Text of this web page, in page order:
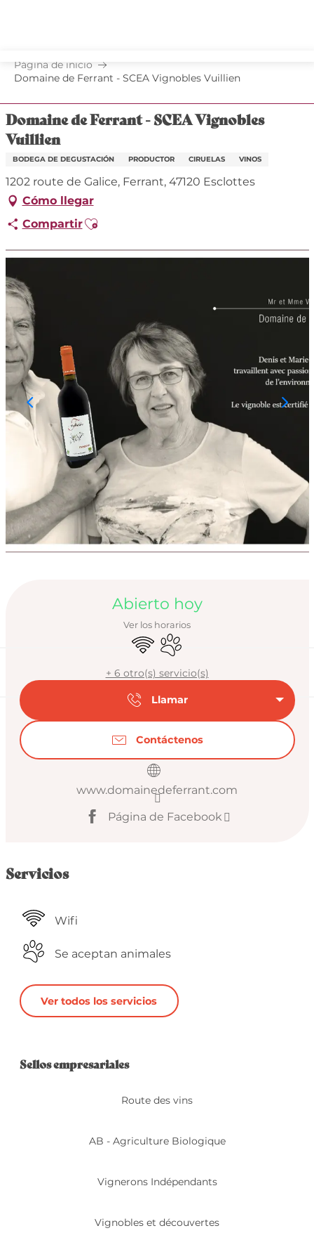
principal
Página de inicio
Domaine de Ferrant - SCEA Vignobles Vuillien
Domaine de Ferrant - SCEA Vignobles
Vuillien
BODEGA DE DEGUSTACIÓN PRODUCTOR CIRUELAS VINOS
1202 route de Galice, Ferrant, 47120 Esclottes
Cómo llegar
CompartirAjouter aux favoris
Horarios y datos
Abierto hoy
Ver los horarios
Wifi Se aceptan animales
+ 6 otro(s) servicio(s)
Llamar
Contáctenos
www.domainedeferrant.com
Página de Facebook
Servicios
Wifi
Se aceptan animales
Ver todos los servicios
Oferta de
Sellos empresariales
Sellos empresariales
Route des vins
AB - Agriculture Biologique
Vignerons Indépendants
Vignobles et découvertes